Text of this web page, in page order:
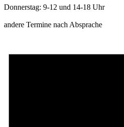
Donnerstag: 9-12 und 14-18 Uhr
andere Termine nach Absprache